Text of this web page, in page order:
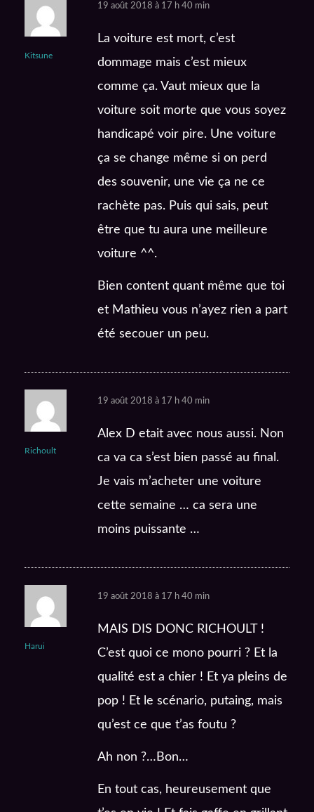
Kitsune
19 août 2018 à 17 h 40 min
La voiture est mort, c’est
dommage mais c’est mieux
comme ça. Vaut mieux que la
voiture soit morte que vous soyez
handicapé voir pire. Une voiture
ça se change même si on perd
des souvenir, une vie ça ne ce
rachète pas. Puis qui sais, peut
être que tu aura une meilleure
voiture ^^.
Bien content quant même que toi
et Mathieu vous n’ayez rien a part
été secouer un peu.
Richoult
19 août 2018 à 17 h 40 min
Alex D etait avec nous aussi. Non
ca va ca s’est bien passé au final.
Je vais m’acheter une voiture
cette semaine … ca sera une
moins puissante …
Harui
19 août 2018 à 17 h 40 min
MAIS DIS DONC RICHOULT !
C’est quoi ce mono pourri ? Et la
qualité est a chier ! Et ya pleins de
pop ! Et le scénario, putaing, mais
qu’est ce que t’as foutu ?
Ah non ?…Bon…
En tout cas, heureusement que